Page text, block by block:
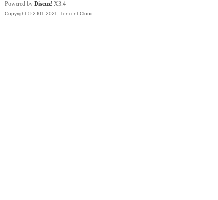
Powered by Discuz! X3.4
Copyright © 2001-2021, Tencent Cloud.